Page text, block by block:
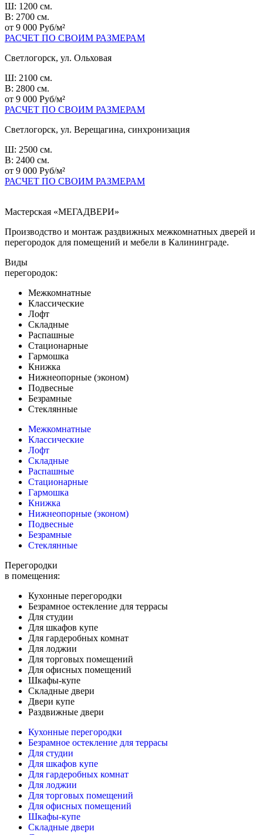
Ш: 1200 см.
В: 2700 см.
от 9 000 Руб/м²
РАСЧЕТ ПО СВОИМ РАЗМЕРАМ
Светлогорск, ул. Ольховая
Ш: 2100 см.
В: 2800 см.
от 9 000 Руб/м²
РАСЧЕТ ПО СВОИМ РАЗМЕРАМ
Светлогорск, ул. Верещагина, синхронизация
Ш: 2500 см.
В: 2400 см.
от 9 000 Руб/м²
РАСЧЕТ ПО СВОИМ РАЗМЕРАМ
Мастерская «МЕГАДВЕРИ»
Производство и монтаж раздвижных межкомнатных дверей и
перегородок для помещений и мебели в Калининграде.
Виды
перегородок:
Межкомнатные
Классические
Лофт
Складные
Распашные
Стационарные
Гармошка
Книжка
Нижнеопорные (эконом)
Подвесные
Безрамные
Стеклянные
Межкомнатные
Классические
Лофт
Складные
Распашные
Стационарные
Гармошка
Книжка
Нижнеопорные (эконом)
Подвесные
Безрамные
Стеклянные
Перегородки
в помещения:
Кухонные перегородки
Безрамное остекление для террасы
Для студии
Для шкафов купе
Для гардеробных комнат
Для лоджии
Для торговых помещений
Для офисных помещений
Шкафы-купе
Складные двери
Двери купе
Раздвижные двери
Кухонные перегородки
Безрамное остекление для террасы
Для студии
Для шкафов купе
Для гардеробных комнат
Для лоджии
Для торговых помещений
Для офисных помещений
Шкафы-купе
Складные двери